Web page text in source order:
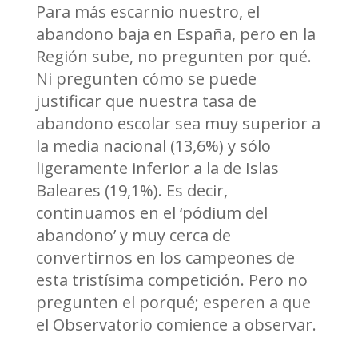
Para más escarnio nuestro, el
abandono baja en España, pero en la
Región sube, no pregunten por qué.
Ni pregunten cómo se puede
justificar que nuestra tasa de
abandono escolar sea muy superior a
la media nacional (13,6%) y sólo
ligeramente inferior a la de Islas
Baleares (19,1%). Es decir,
continuamos en el ‘pódium del
abandono’ y muy cerca de
convertirnos en los campeones de
esta tristísima competición. Pero no
pregunten el porqué; esperen a que
el Observatorio comience a observar.